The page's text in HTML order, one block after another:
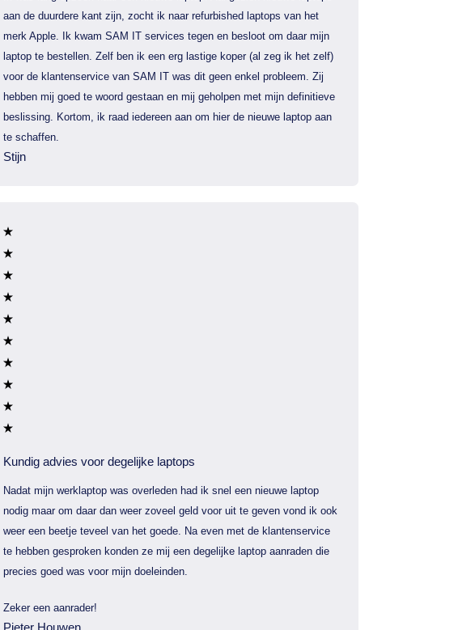
aan de duurdere kant zijn, zocht ik naar refurbished laptops van het
merk Apple. Ik kwam SAM IT services tegen en besloot om daar mijn
laptop te bestellen. Zelf ben ik een erg lastige koper (al zeg ik het zelf)
voor de klantenservice van SAM IT was dit geen enkel probleem. Zij
hebben mij goed te woord gestaan en mij geholpen met mijn definitieve
beslissing. Kortom, ik raad iedereen aan om hier de nieuwe laptop aan
te schaffen.
Stijn
Kundig advies voor degelijke laptops
Nadat mijn werklaptop was overleden had ik snel een nieuwe laptop
nodig maar om daar dan weer zoveel geld voor uit te geven vond ik ook
weer een beetje teveel van het goede. Na even met de klantenservice
te hebben gesproken konden ze mij een degelijke laptop aanraden die
precies goed was voor mijn doeleinden.
Zeker een aanrader!
Pieter Houwen